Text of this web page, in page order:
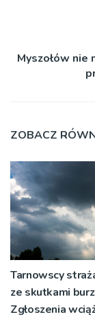
Myszołów
ZOBACZ
Tarnowscy
ze skutkami
Zgłoszenia